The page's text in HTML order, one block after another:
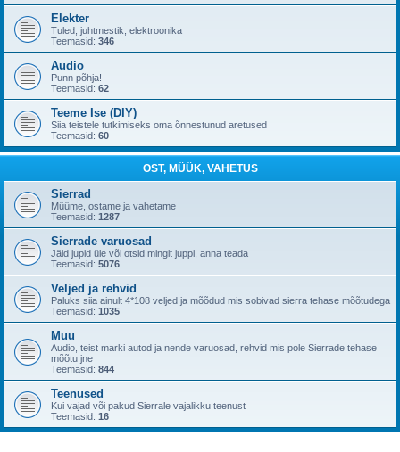
Elekter
Tuled, juhtmestik, elektroonika
Teemasid: 346
Audio
Punn põhja!
Teemasid: 62
Teeme Ise (DIY)
Siia teistele tutkimiseks oma õnnestunud aretused
Teemasid: 60
OST, MÜÜK, VAHETUS
Sierrad
Müüme, ostame ja vahetame
Teemasid: 1287
Sierrade varuosad
Jäid jupid üle või otsid mingit juppi, anna teada
Teemasid: 5076
Veljed ja rehvid
Paluks siia ainult 4*108 veljed ja mõõdud mis sobivad sierra tehase mõõtudega
Teemasid: 1035
Muu
Audio, teist marki autod ja nende varuosad, rehvid mis pole Sierrade tehase
mõõtu jne
Teemasid: 844
Teenused
Kui vajad või pakud Sierrale vajalikku teenust
Teemasid: 16